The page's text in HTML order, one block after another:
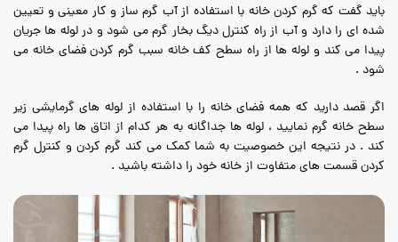
باید گفت که گرم کردن خانه با استفاده از آب گرم ساز و کار معینی و تعیین
شده ای را دارد و آب از راه کنترل دیگ بخار گرم می شود و در لوله ها جریان
پیدا می کند و لوله ها از راه سطح کف خانه سبب گرم کردن فضای خانه می
شود .
اگر قصد دارید که همه فضای خانه را با استفاده از لوله های گرمایشی زیر
سطح خانه گرم نمایید ، لوله ها جداگانه به هر کدام از اتاق ها راه پیدا می
کند . در نتیجه این خصوصیت به شما کمک می کند گرم کردن و کنترل گرم
کردن قسمت های متفاوت از خانه خود را داشته باشید .